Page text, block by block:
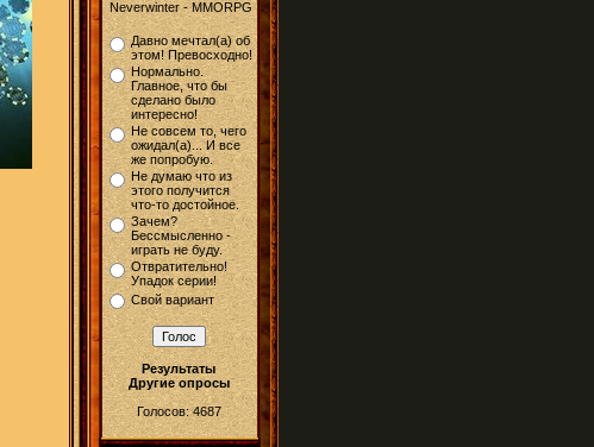
Neverwinter - MMORPG
Давно мечтал(а) об
этом! Превосходно!
Нормально.
Главное, что бы
сделано было
интересно!
Не совсем то, чего
ожидал(а)... И все
же попробую.
Не думаю что из
этого получится
что-то достойное.
Зачем?
Бессмысленно -
играть не буду.
Отвратительно!
Упадок серии!
Свой вариант
Результаты
Другие опросы
Голосов: 4687